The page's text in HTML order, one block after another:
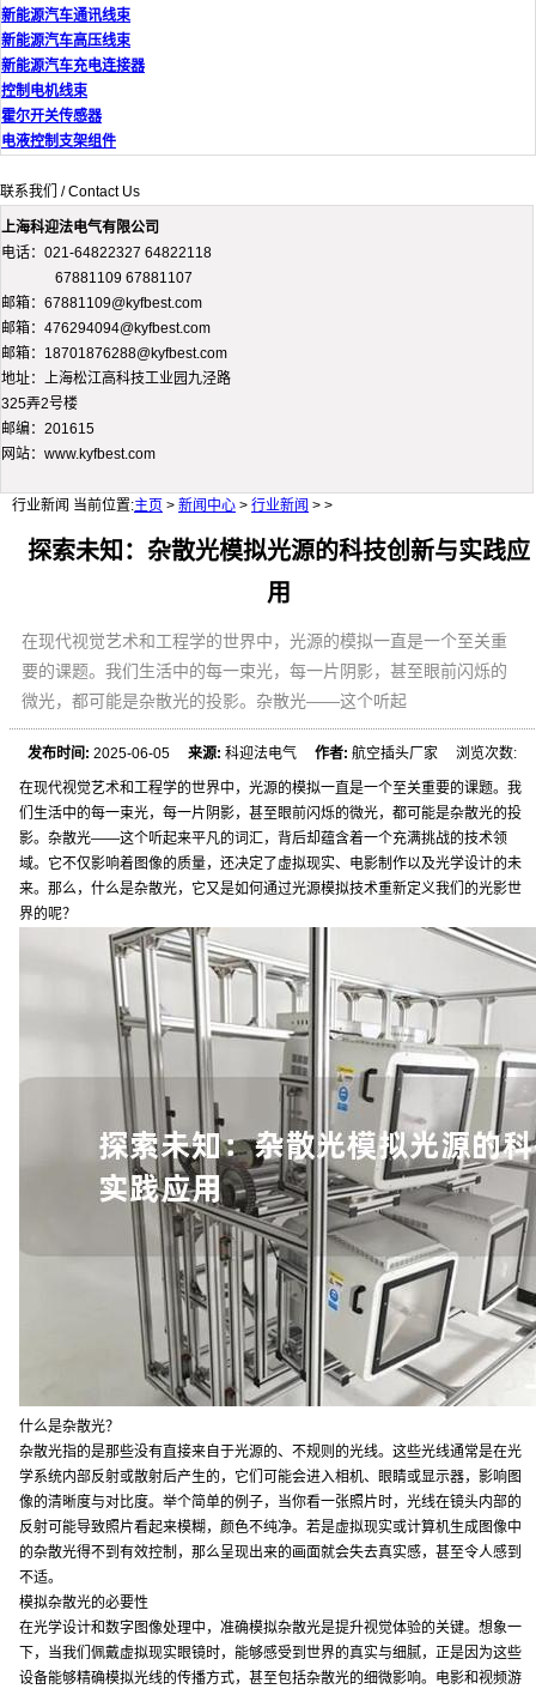
新能源汽车通讯线束
新能源汽车高压线束
新能源汽车充电连接器
控制电机线束
霍尔开关传感器
电液控制支架组件
联系我们 / Contact Us
上海科迎法电气有限公司
电话：021-64822327 64822118
67881109 67881107
邮箱：67881109@kyfbest.com
邮箱：476294094@kyfbest.com
邮箱：18701876288@kyfbest.com
地址：上海松江高科技工业园九泾路
325弄2号楼
邮编：201615
网站：www.kyfbest.com
行业新闻 当前位置:主页 > 新闻中心 > 行业新闻 > >
探索未知：杂散光模拟光源的科技创新与实践应
用
在现代视觉艺术和工程学的世界中，光源的模拟一直是一个至关重
要的课题。我们生活中的每一束光，每一片阴影，甚至眼前闪烁的
微光，都可能是杂散光的投影。杂散光——这个听起
发布时间: 2025-06-05来源: 科迎法电气作者: 航空插头厂家 浏览次数:
在现代视觉艺术和工程学的世界中，光源的模拟一直是一个至关重要的课题。我
们生活中的每一束光，每一片阴影，甚至眼前闪烁的微光，都可能是杂散光的投
影。杂散光——这个听起来平凡的词汇，背后却蕴含着一个充满挑战的技术领
域。它不仅影响着图像的质量，还决定了虚拟现实、电影制作以及光学设计的未
来。那么，什么是杂散光，它又是如何通过光源模拟技术重新定义我们的光影世
界的呢？
什么是杂散光？
杂散光指的是那些没有直接来自于光源的、不规则的光线。这些光线通常是在光
学系统内部反射或散射后产生的，它们可能会进入相机、眼睛或显示器，影响图
像的清晰度与对比度。举个简单的例子，当你看一张照片时，光线在镜头内部的
反射可能导致照片看起来模糊，颜色不纯净。若是虚拟现实或计算机生成图像中
的杂散光得不到有效控制，那么呈现出来的画面就会失去真实感，甚至令人感到
不适。
模拟杂散光的必要性
在光学设计和数字图像处理中，准确模拟杂散光是提升视觉体验的关键。想象一
下，当我们佩戴虚拟现实眼镜时，能够感受到世界的真实与细腻，正是因为这些
设备能够精确模拟光线的传播方式，甚至包括杂散光的细微影响。电影和视频游